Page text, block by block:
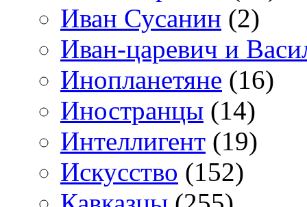
Иван Сусанин (2)
Иван-царевич и
Инопланетяне (16)
Иностранцы (14)
Интеллигент (19)
Искусство (152)